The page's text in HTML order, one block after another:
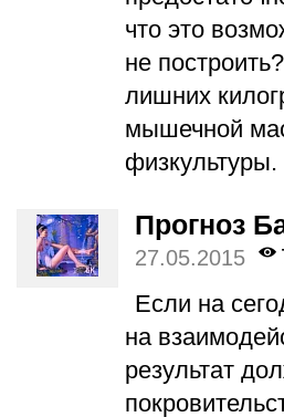
что это
не
лишних
мышечной
физкультуры.
Прогноз
27.05.2015
Если на
на
результат